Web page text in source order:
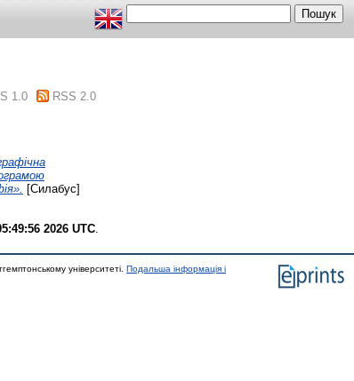
1.0 RSS 2.0
[Силабус]
2026 UTC
університеті. Подальша інформація і